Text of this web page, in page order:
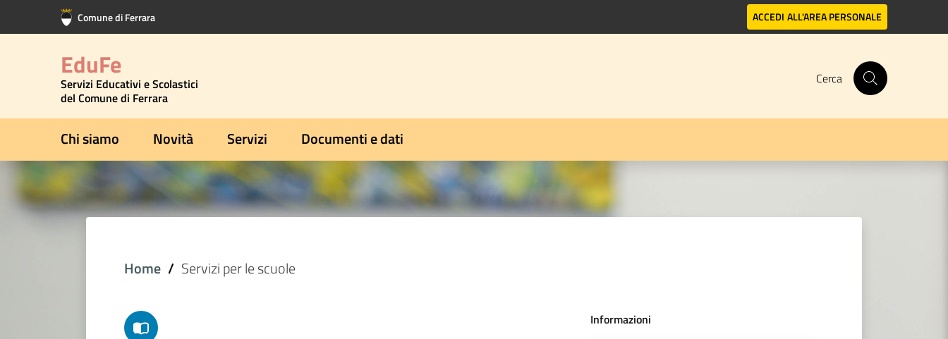
Vai al contenuto principale
Vai al footer Comune di Ferrara ACCEDI ALL'AREA PERSONALE
EduFe
Servizi Educativi e Scolastici
del Comune di Ferrara
Cerca
Chi siamo Novità Servizi Documenti e dati
Home Servizi per le scuole
Informazioni